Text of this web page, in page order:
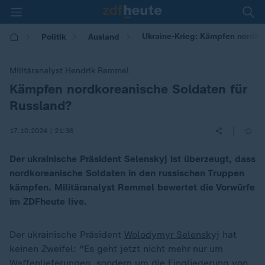
Politik Ausland Ukraine-Krieg: Kämpfen
Militäranalyst Hendrik Remmel
:Kämpfen nordkoreanische Soldaten für
Russland?
17.10.2024 | 21:36
Der ukrainische Präsident Selenskyj ist überzeugt, dass
nordkoreanische Soldaten in den russischen Truppen
kämpfen. Militäranalyst Remmel bewertet die Vorwürfe
im ZDFheute live.
Der ukrainische Präsident Wolodymyr Selenskyj hat
keinen Zweifel: "Es geht jetzt nicht mehr nur um